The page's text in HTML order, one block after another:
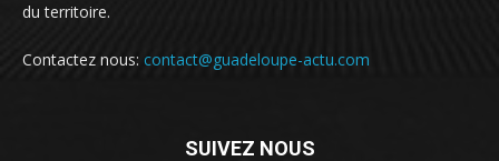
du territoire.
Contactez nous: contact@guadeloupe-actu.com
SUIVEZ NOUS